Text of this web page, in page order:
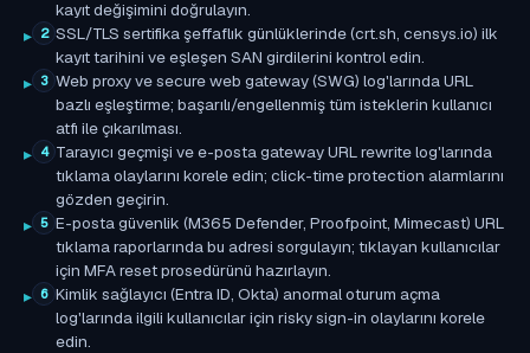
kayıt değişimini doğrulayın.
2 SSL/TLS sertifika şeffaflık günlüklerinde (crt.sh, censys.io) ilk
kayıt tarihini ve eşleşen SAN girdilerini kontrol edin.
3 Web proxy ve secure web gateway (SWG) log'larında URL
bazlı eşleştirme; başarılı/engellenmiş tüm isteklerin kullanıcı
atfı ile çıkarılması.
4 Tarayıcı geçmişi ve e-posta gateway URL rewrite log'larında
tıklama olaylarını korele edin; click-time protection alarmlarını
gözden geçirin.
5 E-posta güvenlik (M365 Defender, Proofpoint, Mimecast) URL
tıklama raporlarında bu adresi sorgulayın; tıklayan kullanıcılar
için MFA reset prosedürünü hazırlayın.
6 Kimlik sağlayıcı (Entra ID, Okta) anormal oturum açma
log'larında ilgili kullanıcılar için risky sign-in olaylarını korele
edin.